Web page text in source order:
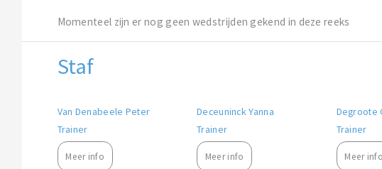
Momenteel zijn er nog geen wedstrijden gekend in deze reeks
Staf
Van Denabeele Peter
Trainer
Meer info
Deceuninck Yanna
Trainer
Meer info
Degroote
Trainer
Meer info